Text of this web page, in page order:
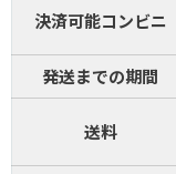
決済可能コンビニ
発送までの期間
送料